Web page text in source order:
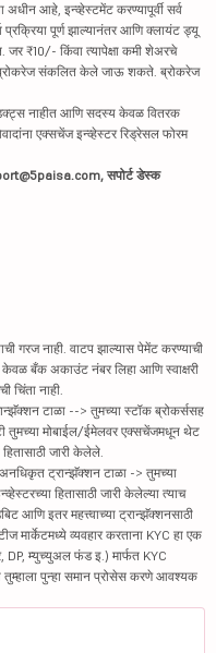
अधीन आहे, इन्व्हेस्टमेंट करण्यापूर्वी सर्व
पूर्ण झाल्यानंतर आणि क्लायंट ड्यू
₹10/- किंवा त्यापेक्षा कमी शेअरचे
संकलित केले जाऊ शकते. ब्रोकरेज
नाहीत आणि सदस्य केवळ वितरक
एक्सचेंज इन्व्हेस्टर रिड्रेसल फोरम
सपोर्ट डेस्क
गरज नाही. वाटप झाल्यास पेमेंट करण्याची
बँक अकाउंट नंबर लिहा आणि स्वाक्षरी
चिंता नाही.
टाळा --> तुमच्या स्टॉक ब्रोकर्ससह
तुमच्या मोबाईल/ईमेलवर एक्सचेंजमधून थेट
जारी केलेले.
ट्रान्झॅक्शन टाळा -> तुमच्या
हितासाठी जारी केलेल्या त्याच
आणि इतर महत्त्वाच्या ट्रान्झॅक्शनसाठी
मार्केटमध्ये व्यवहार करताना KYC हा एक
DP, म्युच्युअल फंड इ.) मार्फत KYC
तुम्हाला पुन्हा समान प्रोसेस करणे आवश्यक